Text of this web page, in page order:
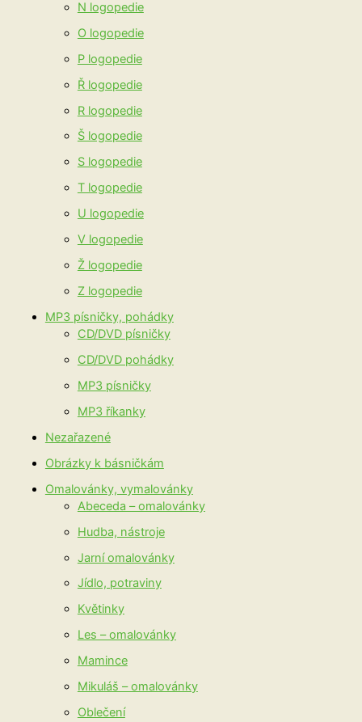
N logopedie
O logopedie
P logopedie
Ř logopedie
R logopedie
Š logopedie
S logopedie
T logopedie
U logopedie
V logopedie
Ž logopedie
Z logopedie
MP3 písničky, pohádky
CD/DVD písničky
CD/DVD pohádky
MP3 písničky
MP3 říkanky
Nezařazené
Obrázky k básničkám
Omalovánky, vymalovánky
Abeceda – omalovánky
Hudba, nástroje
Jarní omalovánky
Jídlo, potraviny
Květinky
Les – omalovánky
Mamince
Mikuláš – omalovánky
Oblečení